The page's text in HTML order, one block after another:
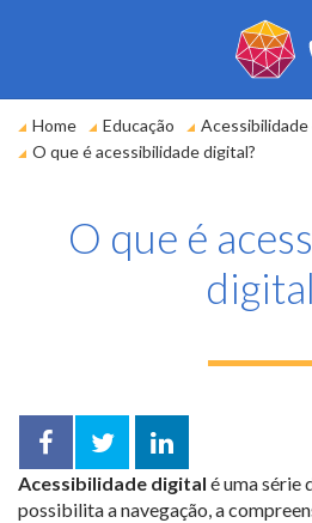
está
em:
Home Educação
Acessibilidade
O que é acessibilidade digital?
O que é
Facebook
TwitterLinkedIn
Acessibilidade digital é uma série
possibilita a navegação, a